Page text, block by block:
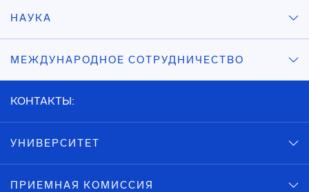
НАУКА
МЕЖДУНАРОДНОЕ СОТРУДНИЧЕСТВО
КОНТАКТЫ:
УНИВЕРСИТЕТ
ПРИЕМНАЯ КОМИССИЯ